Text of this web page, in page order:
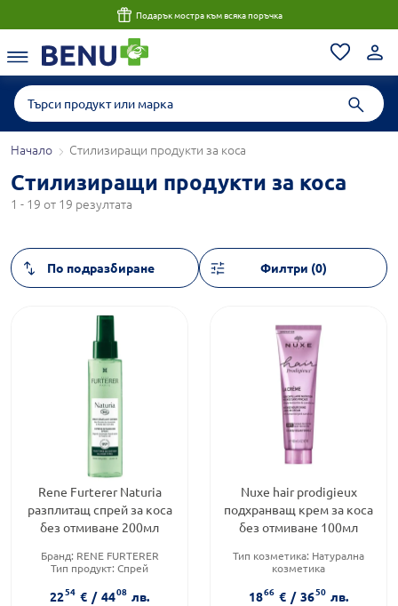
Подарък мостра към всяка поръчка
Начало Стилизиращи продукти за коса
Стилизиращи продукти за коса
1 - 19 от 19 резултата
Филтри (0)
Rene Furterer Naturia
разплитащ спрей за коса
без отмиване 200мл
Бранд: RENE FURTERER
Тип продукт: Спрей
2254 € / 4408 лв.
Nuxe hair prodigieux
подхранващ крем за коса
без отмиване 100мл
Тип козметика: Натурална
козметика
Форма на продукта:крем
1866 € / 3650 лв.